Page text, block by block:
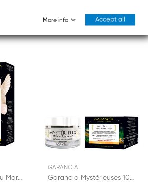
Garancia La Perle du Marabout 30ml
GARANCIA
Garancia Mystérieuses 1001 Jours pot 30ml
More info Accept all